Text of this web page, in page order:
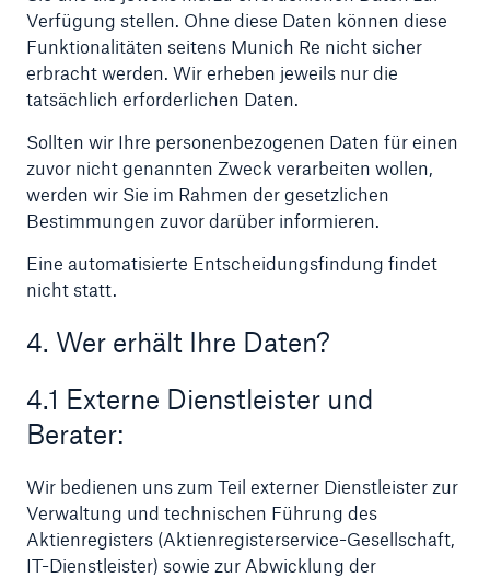
Verfügung stellen. Ohne diese Daten können diese
Funktionalitäten seitens Munich Re nicht sicher
erbracht werden. Wir erheben jeweils nur die
tatsächlich erforderlichen Daten.
Sollten wir Ihre personenbezogenen Daten für einen
zuvor nicht genannten Zweck verarbeiten wollen,
werden wir Sie im Rahmen der gesetzlichen
Bestimmungen zuvor darüber informieren.
Eine automatisierte Entscheidungsfindung findet
nicht statt.
4. Wer erhält Ihre Daten?
4.1 Externe Dienstleister und
Berater:
Wir bedienen uns zum Teil externer Dienstleister zur
Verwaltung und technischen Führung des
Aktienregisters (Aktienregisterservice-Gesellschaft,
IT-Dienstleister) sowie zur Abwicklung der